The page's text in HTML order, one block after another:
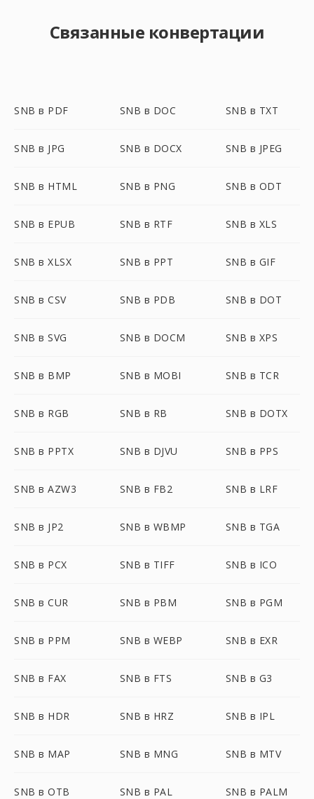
Связанные конвертации
SNB в PDF SNB в DOC SNB в TXT
SNB в JPG SNB в DOCX SNB в JPEG
SNB в HTML SNB в PNG SNB в ODT
SNB в EPUB SNB в RTF SNB в XLS
SNB в XLSX SNB в PPT SNB в GIF
SNB в CSV SNB в PDB SNB в DOT
SNB в SVG SNB в DOCM SNB в XPS
SNB в BMP SNB в MOBI SNB в TCR
SNB в RGB SNB в RB SNB в DOTX
SNB в PPTX SNB в DJVU SNB в PPS
SNB в AZW3 SNB в FB2 SNB в LRF
SNB в JP2 SNB в WBMP SNB в TGA
SNB в PCX SNB в TIFF SNB в ICO
SNB в CUR SNB в PBM SNB в PGM
SNB в PPM SNB в WEBP SNB в EXR
SNB в FAX SNB в FTS SNB в G3
SNB в HDR SNB в HRZ SNB в IPL
SNB в MAP SNB в MNG SNB в MTV
SNB в OTB SNB в PAL SNB в PALM